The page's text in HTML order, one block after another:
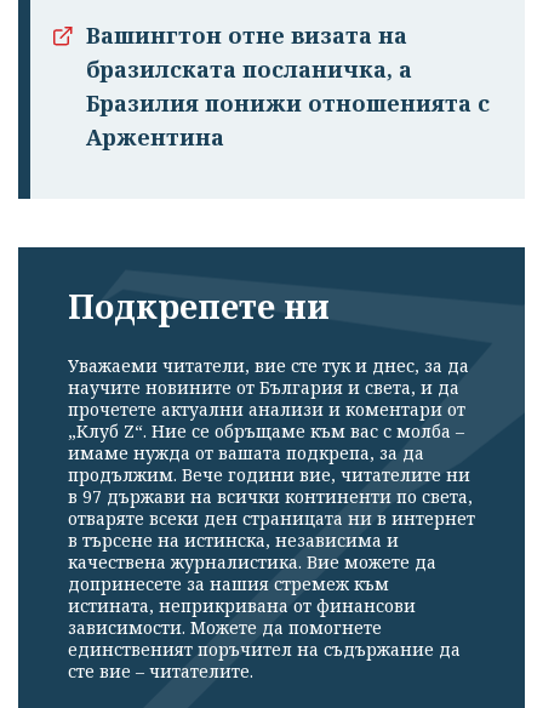
Вашингтон отне визата на
бразилската посланичка, а
Бразилия понижи отношенията с
Аржентина
Подкрепете ни
Уважаеми читатели, вие сте тук и днес, за да
научите новините от България и света, и да
прочетете актуални анализи и коментари от
„Клуб Z“. Ние се обръщаме към вас с молба –
имаме нужда от вашата подкрепа, за да
продължим. Вече години вие, читателите ни
в 97 държави на всички континенти по света,
отваряте всеки ден страницата ни в интернет
в търсене на истинска, независима и
качествена журналистика. Вие можете да
допринесете за нашия стремеж към
истината, неприкривана от финансови
зависимости. Можете да помогнете
единственият поръчител на съдържание да
сте вие – читателите.